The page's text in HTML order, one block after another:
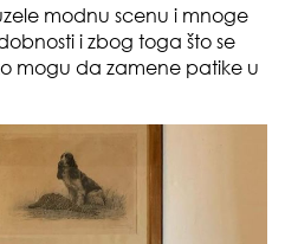
modnu scenu i mnoge
i zbog toga što se
mogu da zamene patike u